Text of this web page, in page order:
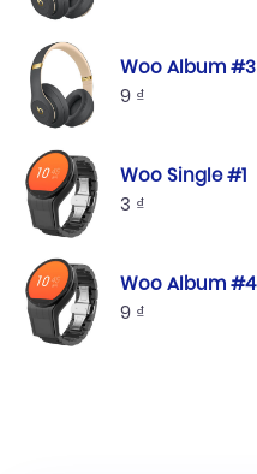
Woo Album #3
9 ₫
Woo Single #1
3 ₫
Woo Album #4
9 ₫